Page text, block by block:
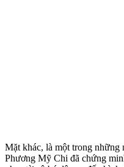
Mặt khác, là một trong những
Phương Mỹ Chi đã chứng